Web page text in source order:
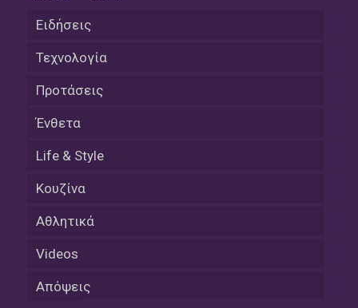
Ειδήσεις
Τεχνολογία
Προτάσεις
Ένθετα
Life & Style
Κουζίνα
Αθλητικά
Videos
Απόψεις